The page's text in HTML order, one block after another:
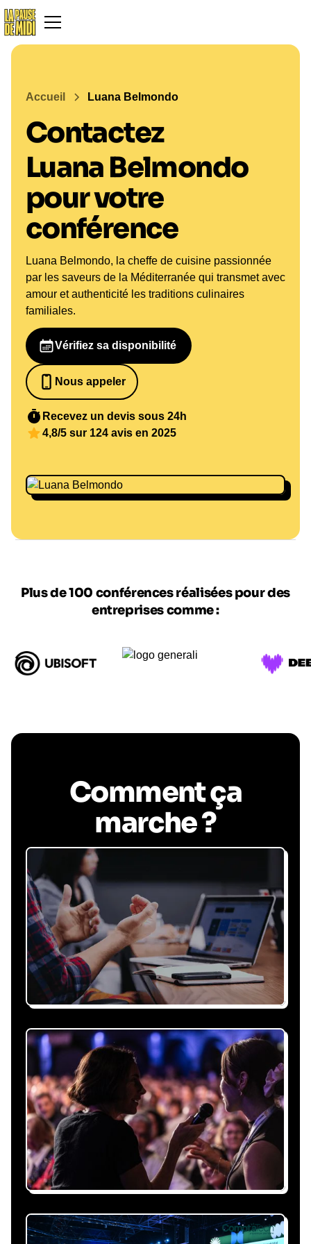
Accueil Luana Belmondo
Contactez
Luana Belmondo
pour votre
conférence
Luana Belmondo, la cheffe de cuisine passionnée
par les saveurs de la Méditerranée qui transmet avec
amour et authenticité les traditions culinaires
familiales.
Vérifiez sa disponibilité
Nous appeler
0652698481
Recevez un devis sous 24h
4,8/5 sur 124 avis en 2025
Plus de 100 conférences réalisées pour des
entreprises comme :
Comment ça
marche ?
Recevez une proposition
sous 24h
Expliquez-nous vos besoins, on vous répond
sous 24h avec une proposition
personnalisée, claire et adaptée à votre
événement et à vos contraintes.
Nous nous occupons de